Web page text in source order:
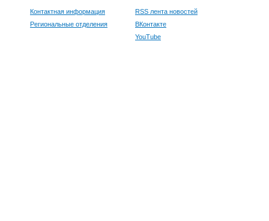
Контактная информация
Региональные отделения
RSS лента новостей
ВКонтакте
YouTube